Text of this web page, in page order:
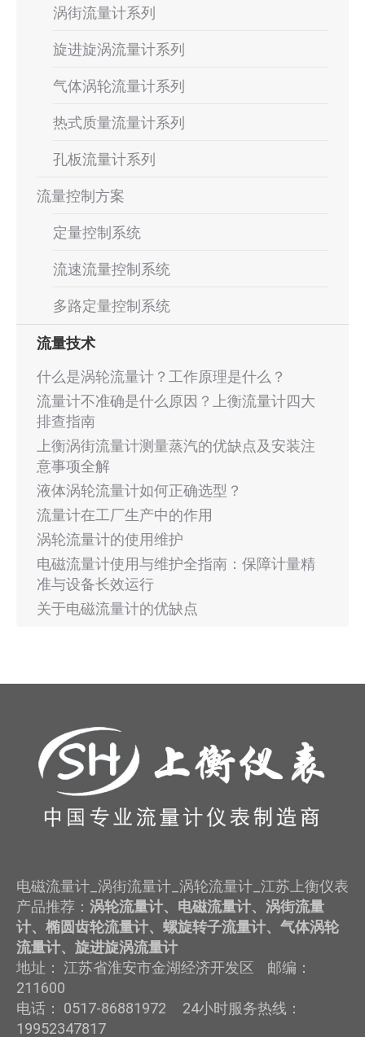
涡街流量计系列
旋进旋涡流量计系列
气体涡轮流量计系列
热式质量流量计系列
孔板流量计系列
流量控制方案
定量控制系统
流速流量控制系统
多路定量控制系统
流量技术
什么是涡轮流量计？工作原理是什么？
流量计不准确是什么原因？上衡流量计四大
排查指南
上衡涡街流量计测量蒸汽的优缺点及安装注
意事项全解
液体涡轮流量计如何正确选型？
流量计在工厂生产中的作用
涡轮流量计的使用维护
电磁流量计使用与维护全指南：保障计量精
准与设备长效运行
关于电磁流量计的优缺点
电磁流量计_涡街流量计_涡轮流量计_江苏上衡仪表
产品推荐： 涡轮流量计、电磁流量计、涡街流量
计、椭圆齿轮流量计、螺旋转子流量计、气体涡轮
流量计、旋进旋涡流量计
地址： 江苏省淮安市金湖经济开发区 邮编：
211600
电话： 0517-86881972 24小时服务热线：
19952347817